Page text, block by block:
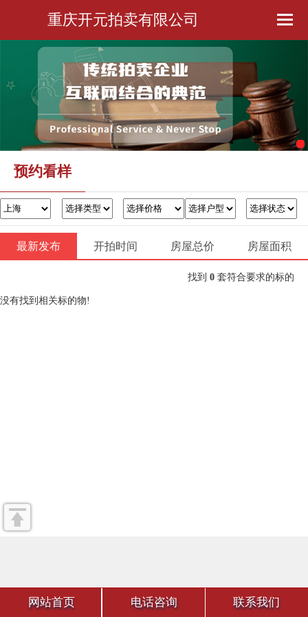
公司简介
预约看样
办证过户
联系我们
重庆开元拍卖有限公司
预约看样
最新发布 开拍时间 房屋总价 房屋面积
找到 0 套符合要求的标的
没有找到相关标的物!
网站首页 电话咨询 联系我们